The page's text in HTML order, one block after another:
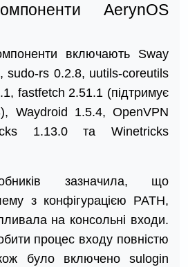
AerynOS
включають Sway
sudo-rs 0.2.8, uutils-coreutils
fastfetch 2.51.1 (підтримує
Waydroid 1.5.4, OpenVPN
1.13.0 та Winetricks
зазначила, що
з конфігурацією PATH,
на консольні входи.
процес входу повністю
було включено sulogin